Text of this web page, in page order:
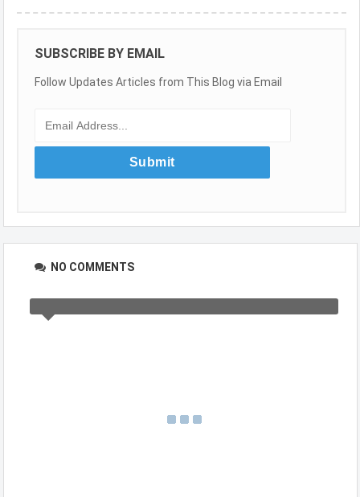
SUBSCRIBE BY EMAIL
Follow Updates Articles from This Blog via Email
NO COMMENTS